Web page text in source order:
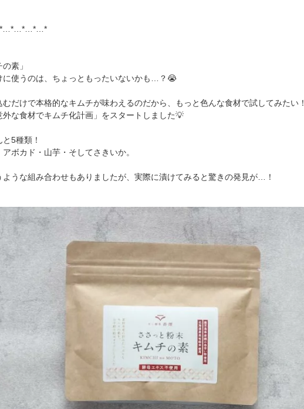
素」
使うのは、ちょっともったいないかも…？😭
だけで本格的なキムチが味わえるのだから、もっと色んな食材で試してみたい！
な食材でキムチ化計画」をスタートしました💡
5種類！
ボカド・山芋・そしてさきいか。
うな組み合わせもありましたが、実際に漬けてみると驚きの発見が…！